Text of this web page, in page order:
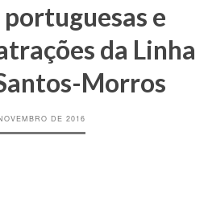
e
da Linha
Morros
DE 2016